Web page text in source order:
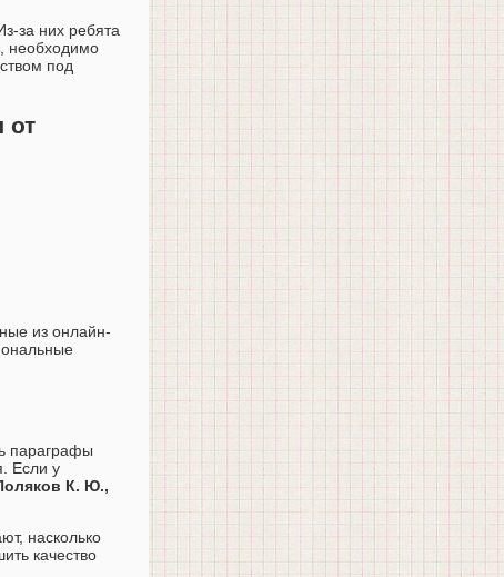
за них ребята
необходимо
под
от
из онлайн-
параграфы
Если у
К. Ю.,
насколько
качество